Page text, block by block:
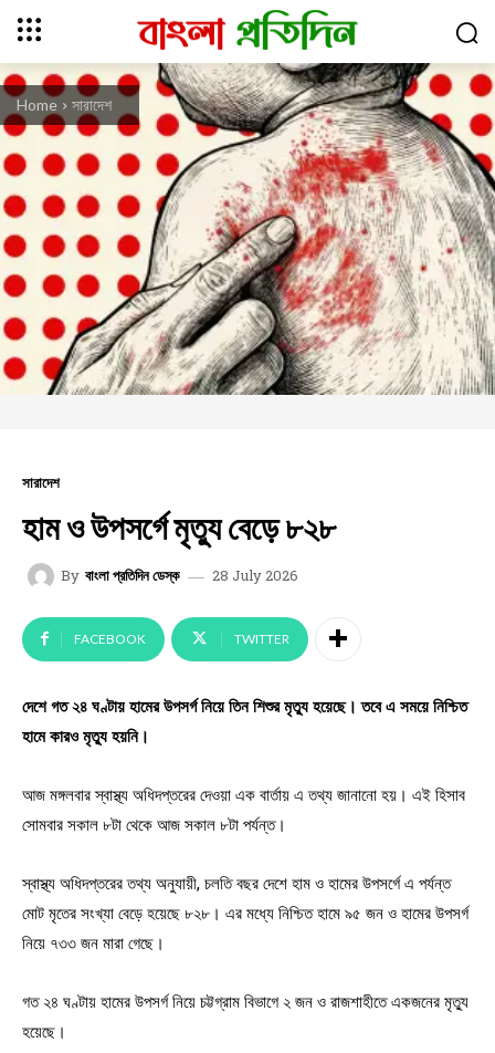
Home সারাদেশ
সারাদেশ
হাম ও উপসর্গে মৃত্যু বেড়ে ৮২৮
By বাংলা প্রতিদিন ডেস্ক 28 July 2026
FACEBOOK TWITTER
দেশে গত ২৪ ঘণ্টায় হামের উপসর্গ নিয়ে তিন শিশুর মৃত্যু হয়েছে। তবে এ সময়ে নিশ্চিত
হামে কারও মৃত্যু হয়নি।
আজ মঙ্গলবার স্বাস্থ্য অধিদপ্তরের দেওয়া এক বার্তায় এ তথ্য জানানো হয়। এই হিসাব
সোমবার সকাল ৮টা থেকে আজ সকাল ৮টা পর্যন্ত।
স্বাস্থ্য অধিদপ্তরের তথ্য অনুযায়ী, চলতি বছর দেশে হাম ও হামের উপসর্গে এ পর্যন্ত
মোট মৃতের সংখ্যা বেড়ে হয়েছে ৮২৮। এর মধ্যে নিশ্চিত হামে ৯৫ জন ও হামের উপসর্গ
নিয়ে ৭৩৩ জন মারা গেছে।
গত ২৪ ঘণ্টায় হামের উপসর্গ নিয়ে চট্টগ্রাম বিভাগে ২ জন ও রাজশাহীতে একজনের মৃত্যু
হয়েছে।